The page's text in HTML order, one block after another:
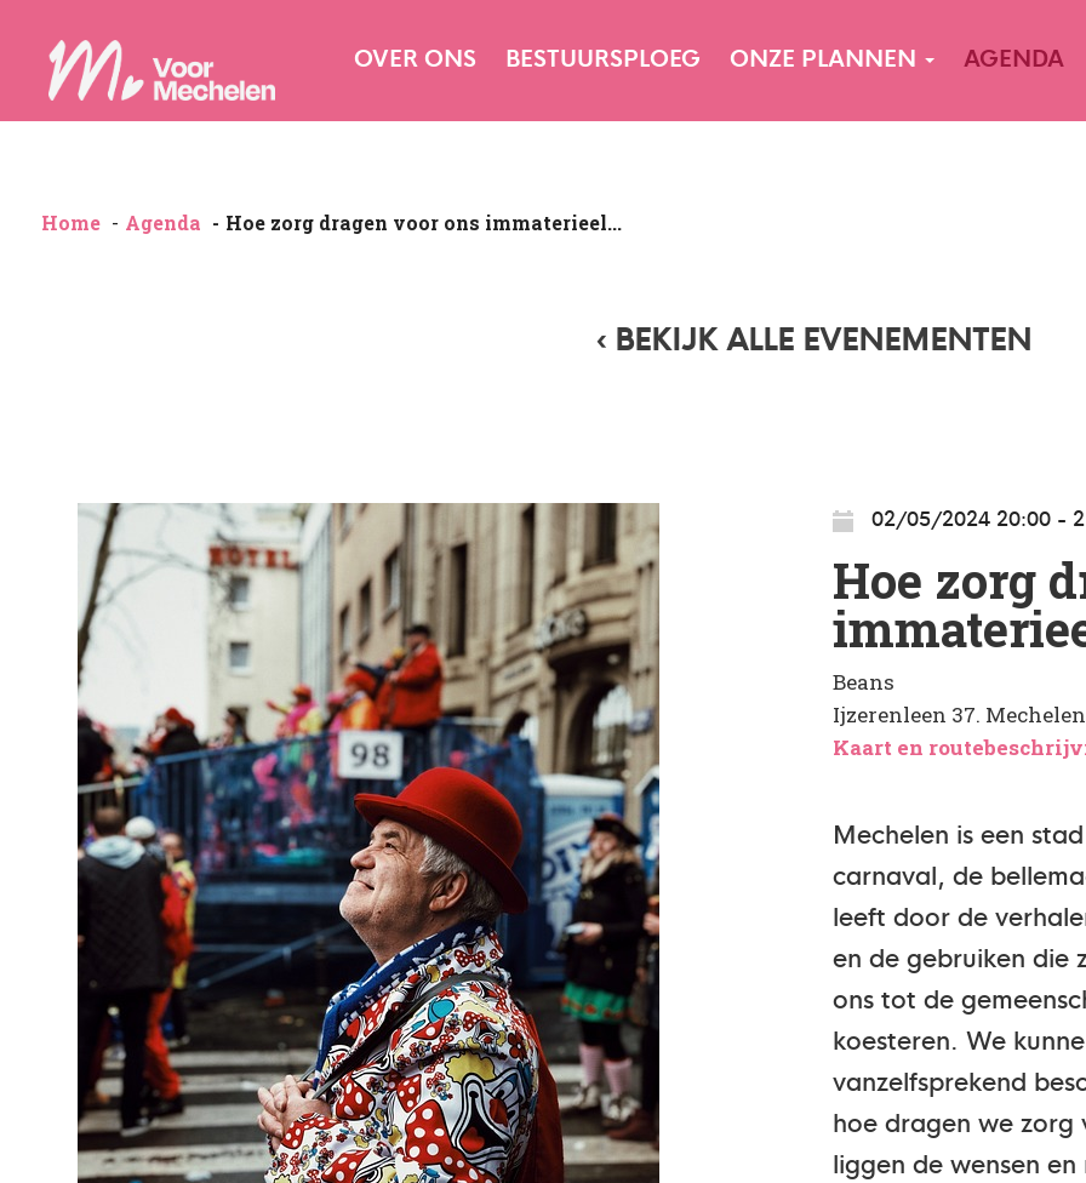
OVER ONS BESTUURSPLOEG ONZE PLANNEN AGENDA
Home Agenda Hoe zorg dragen voor ons immaterieel...
‹ BEKIJK ALLE EVENEMENTEN
02/05/2024 20:00 -
Hoe zorg
Beans
Ijzerenleen 37.
Kaart en
Mechelen is een
carnaval, de
leeft door de
en de gebruiken die
ons tot de
koesteren. We
vanzelfsprekend
hoe dragen we
liggen de wensen